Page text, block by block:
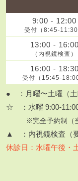
9:00 - 12:00
受付（8:45-11:30
13:00 - 16:00
（内視鏡検査）
16:00 - 18:30
受付（15:45-18:00
● ：月曜〜土曜（土
☆ ：水曜 9:00-
※完全予約制（
▲ ：内視鏡検査（要
休診日：水曜午後・